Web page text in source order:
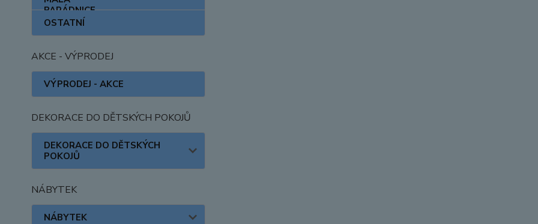
OSTATNÍ
AKCE - VÝPRODEJ
VÝPRODEJ - AKCE
DEKORACE DO DĚTSKÝCH POKOJŮ
DEKORACE DO DĚTSKÝCH
POKOJŮ
NÁBYTEK
NÁBYTEK